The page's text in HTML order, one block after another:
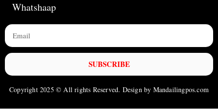
Whatshaap
SUBSCRIBE
Copyright 2025 © All rights Reserved. Design by Mandailingpos.com